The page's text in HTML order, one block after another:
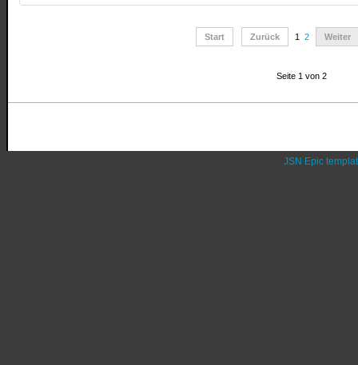
Start Zurück 1 2 Weiter
Seite 1 von 2
JSN Epic